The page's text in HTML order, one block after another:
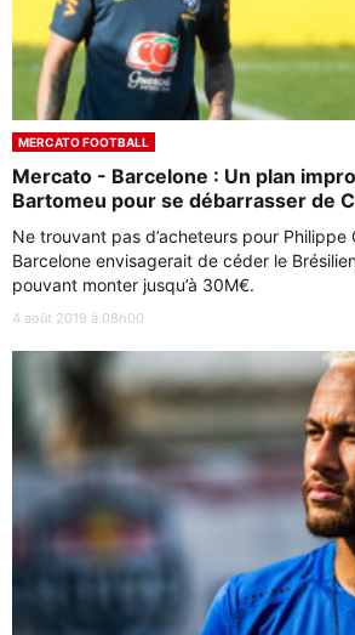
MERCATO FOOTBALL
Mercato - Barcelone : Un plan
Bartomeu pour se débarrasser de
Ne trouvant pas d’acheteurs pour Philippe
Barcelone envisagerait de céder le
pouvant monter jusqu’à 30M€.
4 août 2019 à 08h00